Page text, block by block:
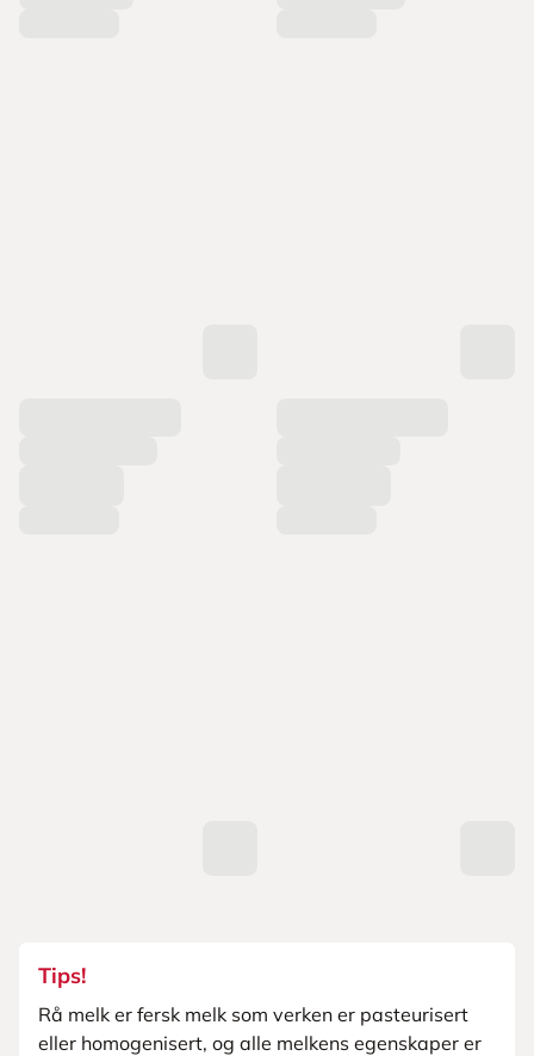
Tips!
Rå melk er fersk melk som verken er pasteurisert
eller homogenisert, og alle melkens egenskaper er